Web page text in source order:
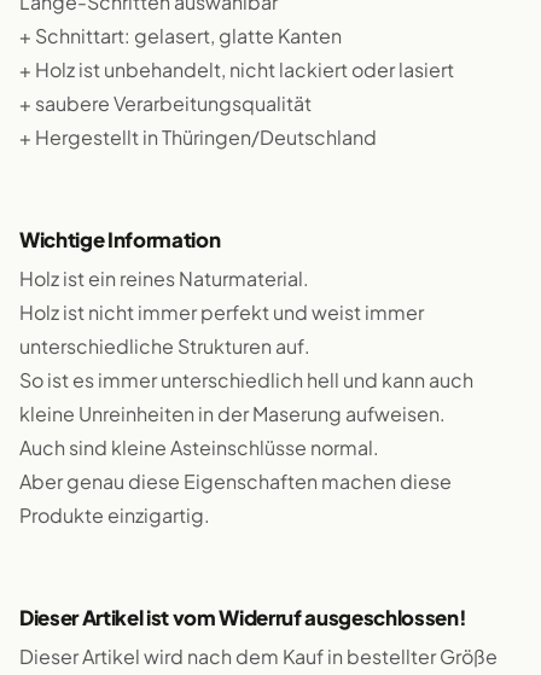
+ Schnittart: gelasert, glatte Kanten
+ Holz ist unbehandelt, nicht lackiert oder lasiert
+ saubere Verarbeitungsqualität
+ Hergestellt in Thüringen/Deutschland
Wichtige Information
Holz ist ein reines Naturmaterial.
Holz ist nicht immer perfekt und weist immer
unterschiedliche Strukturen auf.
So ist es immer unterschiedlich hell und kann auch
kleine Unreinheiten in der Maserung aufweisen.
Auch sind kleine Asteinschlüsse normal.
Aber genau diese Eigenschaften machen diese
Produkte einzigartig.
Dieser Artikel ist vom Widerruf ausgeschlossen!
Dieser Artikel wird nach dem Kauf in bestellter Größe